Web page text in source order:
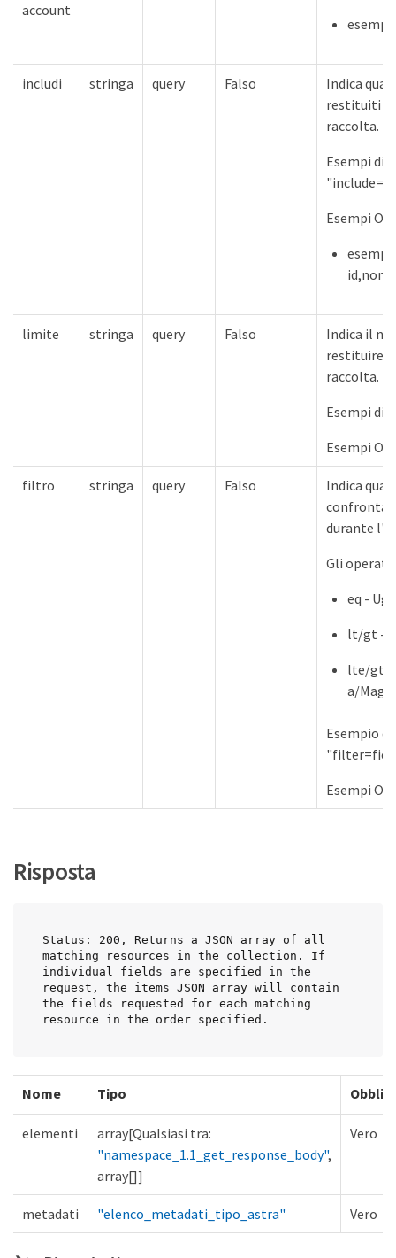
account
includi stringa query Falso
Indica
restituiti
raccolta.
Esempi di
Esempi
limite stringa query Falso
Indica il
restituire
raccolta.
Esempi di
Esempi
filtro stringa query Falso
Indica
durante
Gli
eq -
lt/gt -
lte/gte
a/
Esempio di
Esempi
Risposta
Status: 200, Returns a JSON array of all
matching resources in the collection. If
individual fields are specified in the
request, the items JSON array will contain
the fields requested for each matching
resource in the order specified.
Nome Tipo
elementi
array[Qualsiasi tra:
"namespace_1.1_get_response_body",
array[]]
Vero
metadati "elenco_metadati_tipo_astra" Vero